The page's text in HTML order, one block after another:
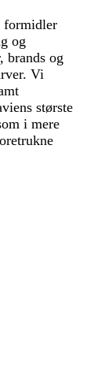
formidler
og
brands og
Vi
største
i mere